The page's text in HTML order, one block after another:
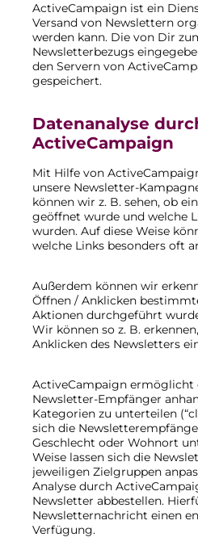
ActiveCampaign ist ein
Versand von Newslettern
werden kann. Die von Dir
Newsletterbezugs
den Servern von
gespeichert.
Datenanalyse
ActiveCampaign
Mit Hilfe von
unsere Newsletter-
können wir z. B. sehen, ob
geöffnet wurde und welche
wurden. Auf diese Weise
welche Links besonders oft
Außerdem können wir
Öffnen / Anklicken
Aktionen durchgeführt
Wir können so z. B.
Anklicken des Newsletters
ActiveCampaign ermöglicht
Newsletter-Empfänger
Kategorien zu unterteilen
sich die
Geschlecht oder Wohnort
Weise lassen sich die
jeweiligen Zielgruppen
Analyse durch
Newsletter abbestellen.
Newsletternachricht einen
Verfügung.